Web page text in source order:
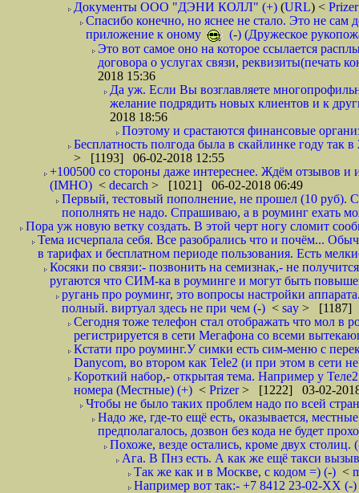
Документы ООО "ДЭНИ КОЛЛ" (+) (URL) <
Спасибо конечно, но яснее не стало. Это не сам
приложение к оному
(-) (Дружеское
Это вот самое оно на которое ссылается
договора о услугах связи, реквизиты(печать
2018 15:36
Да уж. Если Вы возглавляете
желание подрядить новых клиентов и к
2018 18:56
Поэтому и срастаются финансовые
Бесплатность полгода была в скайлинке году
> [1193] 06-02-2018 12:55
+100500 со стороны даже интереснее. Ждём отзывов и
(IMHO) < decarch > [1021] 06-02-2018 06:49
Первый, тестовый пополнение, не прошел (10 руб).
пополнять не надо. Спрашиваю, а в роуминг ехать
Пора уж новую ветку создать. В этой черт ногу сломит
Тема исчерпала себя. Все разобрались что и почём...
в тарифах и бесплатном периоде пользования. Есть
Косяки по связи:- позвонить на семизнак,- не
ругаются что СИМ-ка в роуминге и могут быть
ругань про роуминг, это вопросы настройки
полный. виртуал здесь не при чем (-) < say > [1187]
Сегодня тоже телефон стал отображать что мол в
регистрируется в сети Мегафона со всеми
Кстати про роуминг.У симки есть сим-меню с
Danycom, во втором как Tele2 (и при этом в сети
Короткий набор,- открытая тема. Например у
номера (Местные) (+) < Prizer> [1222] 03-02-
Чтобы не было таких проблем надо по всей
Надо же, где-то ещё есть, оказывается,
предполагалось, дозвон без кода не будет
Похоже, везде остались, кроме двух
Ага. В Пнз есть. А как же ещё такси
Так же как и в Москве, с кодом =) (-) <
Например вот так:- +7 8412 23-02-ХХ (-